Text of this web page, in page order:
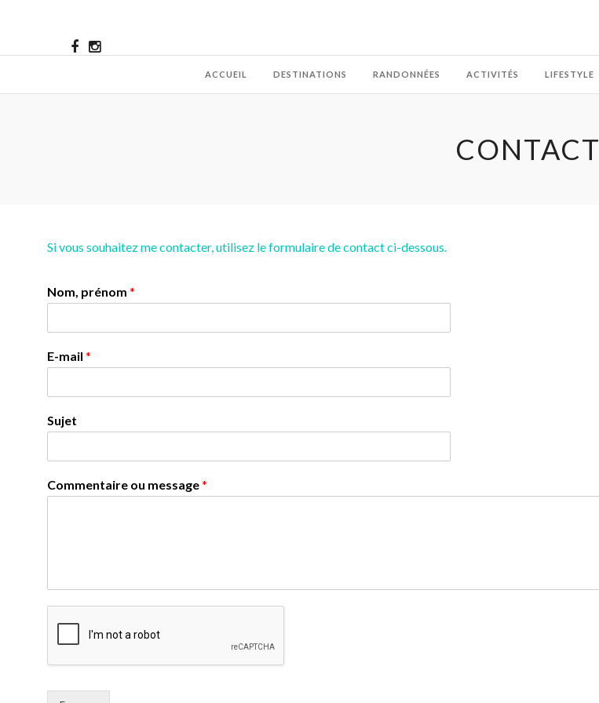
ACCUEIL DESTINATIONS RANDONNÉES ACTIVITÉS LIFESTYLE
CONTACT
Si vous souhaitez me contacter, utilisez le formulaire de contact ci-dessous.
Nom, prénom *
E-mail *
Sujet
Commentaire ou message*